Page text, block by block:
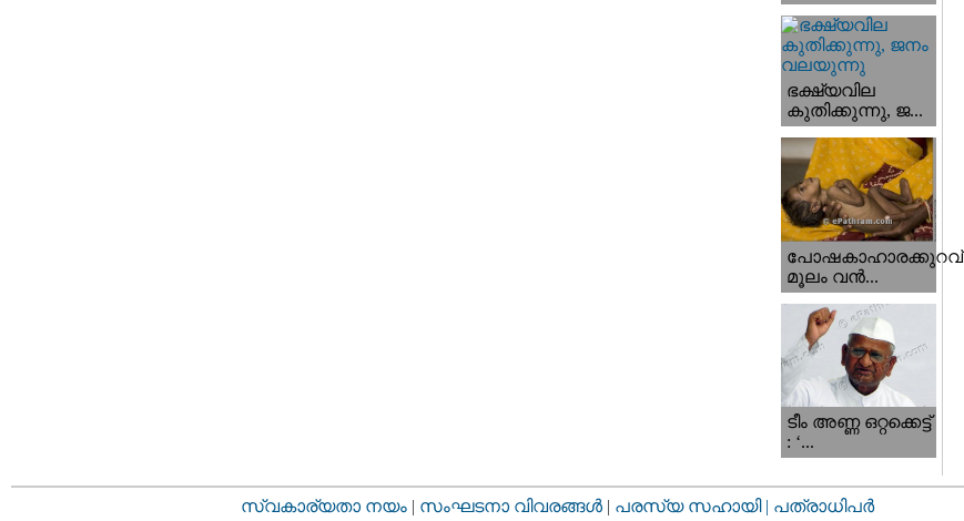
ഭക്ഷ്യവില
കുതിക്കുന്നു, ജ...
പോഷകാഹാരക്കുറവ്
മൂലം വന്‍...
ടീം അണ്ണ ഒറ്റക്കെട്ട്
: ‘...
സ്വകാര്യതാ നയം | സംഘടനാ വിവരങ്ങള്‍ | പരസ്യ സഹായി | പത്രാധിപര്‍